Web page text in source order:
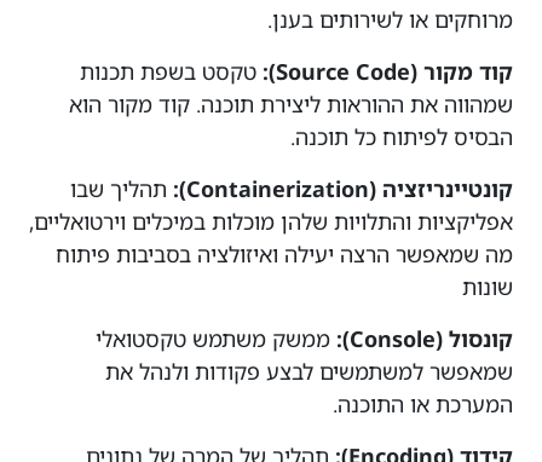
מרוחקים או לשירותים בענן.
קוד מקור (Source Code):
טקסט בשפת תכנות
שמהווה את ההוראות ליצירת תוכנה. קוד מקור הוא
הבסיס לפיתוח כל תוכנה.
קונטיינריזציה (Containerization):
תהליך שבו
אפליקציות והתלויות שלהן מוכלות במיכלים וירטואליים,
מה שמאפשר הרצה יעילה ואיזולציה בסביבות פיתוח
שונות
קונסול (Console):
ממשק משתמש טקסטואלי
שמאפשר למשתמשים לבצע פקודות ולנהל את
המערכת או התוכנה.
קידוד (Encoding):
תהליך של המרה של נתונים